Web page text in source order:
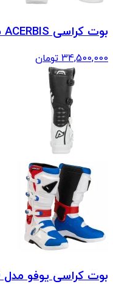
بوت کراسی ACERBIS مدل X TEAM BLACK WHITE
34,500,000 تومان
بوت کراسی یوفو مدل XANDER WHITE BLUE RED